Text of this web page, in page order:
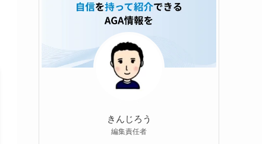
きんじろう
編集責任者